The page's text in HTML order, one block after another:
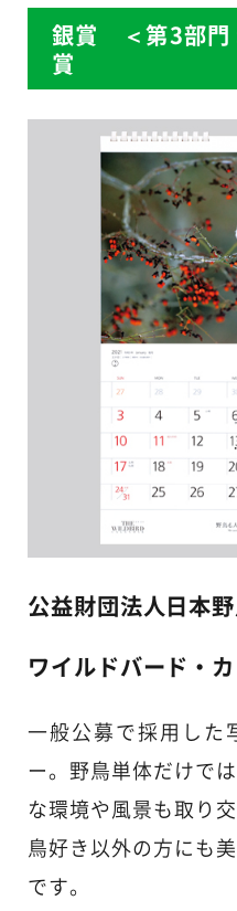
銀賞 ＜第3部
賞
公益財団法人日本
ワイルドバード・
一般公募で採用した
ー。野鳥単体だけで
な環境や風景も取り
鳥好き以外の方にも
です。